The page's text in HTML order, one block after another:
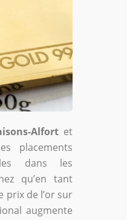
Alfortet
placements
dans les
qu’en tant
prix de l’or sur
augmente